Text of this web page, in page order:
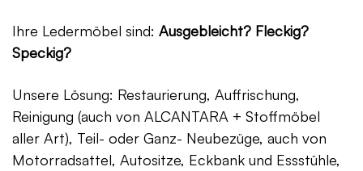
Ihre Ledermöbel sind: Ausgebleicht? Fleckig?
Speckig?
Unsere Lösung: Restaurierung, Auffrischung,
Reinigung (auch von ALCANTARA + Stoffmöbel
aller Art), Teil- oder Ganz- Neubezüge, auch von
Motorradsattel, Autositze, Eckbank und Essstühle,